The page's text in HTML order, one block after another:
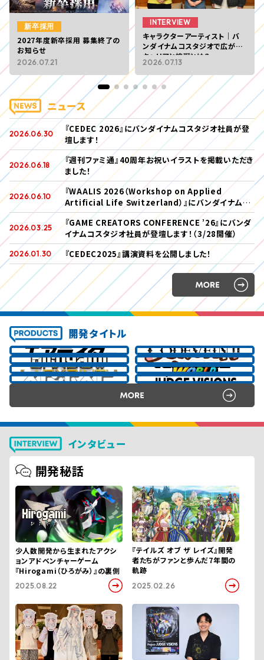
新卒採用
2027年度新卒採用 募集終了の
お知らせ
2026.07.21
INTERVIEW
キャラクターアーティスト｜バ
ンダイナムコスタジオで広がる
キャリアと挑戦とは？
2026.07.13
ニュース
2026.06.30
『CEDEC 2026』にバンダイナムコスタジオ社員が登
壇します！
2026.06.18
『週刊ファミ通』40周年お祝いイラストを掲載いただき
ました！
2026.06.10
『WAALIS 2026（Workshop on Applied
Artificial Life Switzerland）』にバンダイナムコ
スタジオ社員が登壇します！（6/10開催）
2026.03.25
『GAME CREATORS CONFERENCE ’26』にバンダ
イナムコスタジオ社員が登壇します！（3/28開催）
2026.01.30 『CEDEC2025』講演資料を公開しました！
開発タイトル
インタビュー
開発秘話
少人数開発から生まれたアクシ
ョンアドベンチャーゲーム
『Hirogami（ひろがみ）』の裏側
2025.08.22
『テイルズ オブ ザ レイズ』開発
者たちがファンと歩んだ7年間の
軌跡
2025.02.26